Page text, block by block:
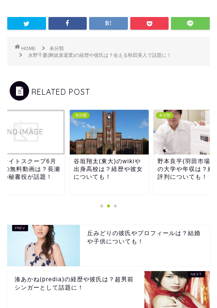
HOME
未分類
水野千夏(舞妓派遣業)の経歴や彼氏は？会える秋田美人で話題に！
RELATED POST
ナイトスクープ6月
の無料動画は？長瀬
の秘書役が話題！
未分類
谷垣翔太(東大)のwikiや
出身高校は？経歴や彼女
についても！
未分類
野本良平(羽田市場
の大学や年収は？経
評判についても！
丘みどりの彼氏やプロフィールは？結婚
や子供についても！
湊あかね(predia)の経歴や彼氏は？超男前
シンガーとして話題に！